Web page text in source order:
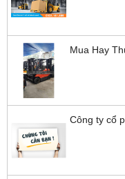
Mua Hay
Công ty cổ